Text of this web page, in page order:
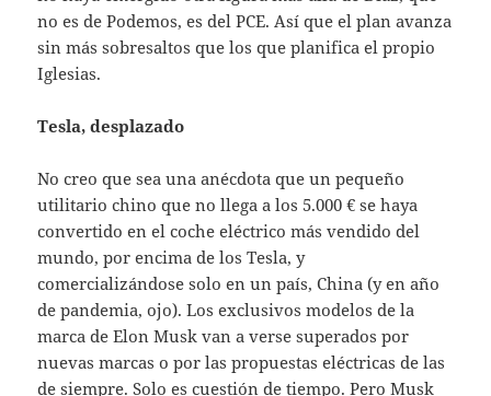
no es de Podemos, es del PCE. Así que el plan avanza
sin más sobresaltos que los que planifica el propio
Iglesias.
Tesla, desplazado
No creo que sea una anécdota que un pequeño
utilitario chino que no llega a los 5.000 € se haya
convertido en el coche eléctrico más vendido del
mundo, por encima de los Tesla, y
comercializándose solo en un país, China (y en año
de pandemia, ojo). Los exclusivos modelos de la
marca de Elon Musk van a verse superados por
nuevas marcas o por las propuestas eléctricas de las
de siempre. Solo es cuestión de tiempo. Pero Musk